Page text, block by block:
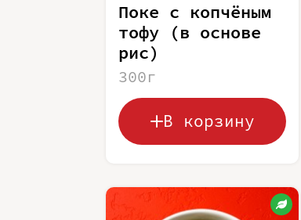
Поке с копчёным
тофу (в основе
рис)
300г
В корзину